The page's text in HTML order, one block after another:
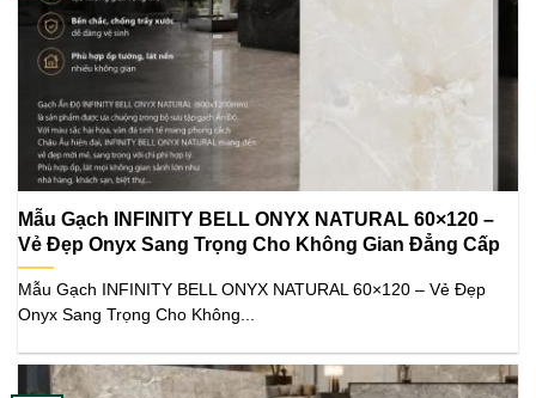
Mẫu Gạch INFINITY BELL ONYX NATURAL 60×120 –
Vẻ Đẹp Onyx Sang Trọng Cho Không Gian Đẳng Cấp
Mẫu Gạch INFINITY BELL ONYX NATURAL 60×120 – Vẻ Đẹp
Onyx Sang Trọng Cho Không...